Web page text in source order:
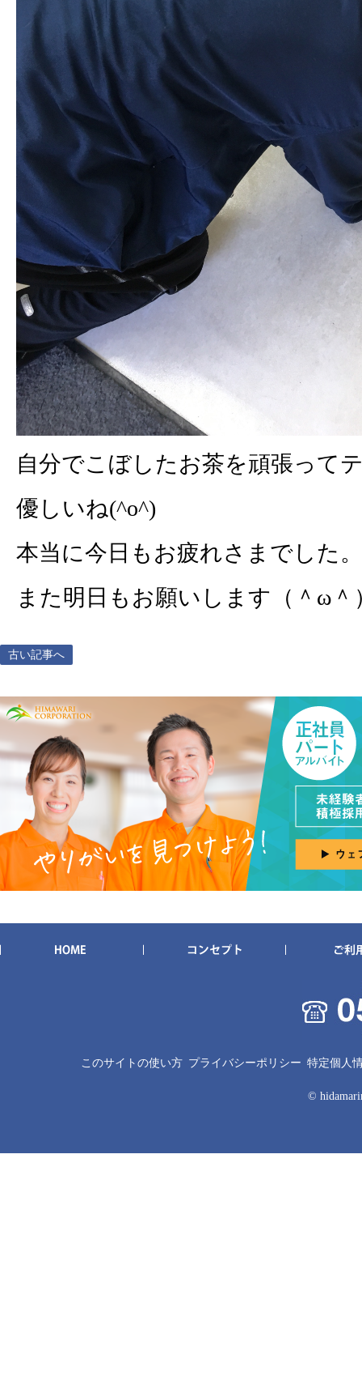
自分でこぼしたお茶を頑張って
優しいね(^o^)
本当に今日もお疲れさまでした。
また明日もお願いします（＾ω＾
古い記事へ
このサイトの使い方 プライバシーポリシー 特定個人
©